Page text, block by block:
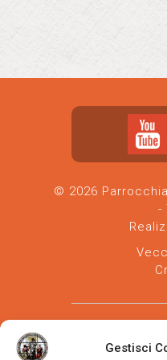
Gestisci
© 2026
-